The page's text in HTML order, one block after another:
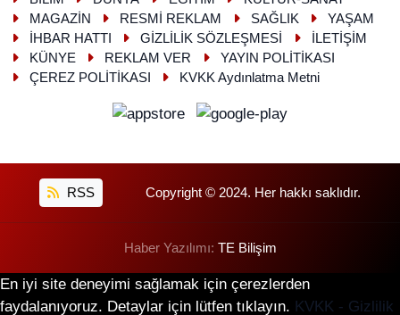
MAGAZİN
RESMİ REKLAM SAĞLIK
YAŞAM
İHBAR HATTI
GİZLİLİK SÖZLEŞMESİ
İLETİŞİM
KÜNYE
REKLAM VER
YAYIN POLİTİKASI
ÇEREZ POLİTİKASI
KVKK Aydınlatma Metni
RSS Copyright © 2024. Her hakkı saklıdır.
Haber Yazılımı: TE Bilişim
En iyi site deneyimi sağlamak için çerezlerden
faydalanıyoruz. Detaylar için lütfen tıklayın. KVKK - Gizlilik